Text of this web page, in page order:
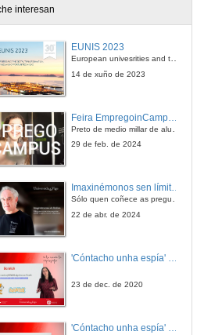
Cómo se chega á universidade
24 de abr. de 2015
24 de abr. de 2015
24 de abr. de 2015
interesan
EUNIS 2023
European univesrities and the digital transformation: challenges and opportunities ahead
14 de xuño de 2023
Preto de medio millar de alumnas e alumnos buscan coñecer máis de preto as oportunidades que lles achegan as arredor de medio cento de empresas que participan na edición viguesa da feira. Xunto coa visita aos stands, durante a feria desenvólvense varias actividades complementarias, como obradoiros, conversas, mesas redondas ou o pasaporte de empregabilidade, un espazo no que poderán recibir asesoramento sobre o seu CV.
29 de feb. de 2024
Imaxinémonos sen límites. Cátedras Telefónica
Sólo quen coñece as preguntas pode imaxinar novas respostas
22 de abr. de 2024
23 de dec. de 2020
'Cóntacho unha espía' Criptografía